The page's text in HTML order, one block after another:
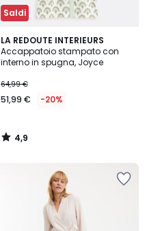
Saldi
LA REDOUTE INTERIEURS
Accappatoio stampato con
interno in spugna, Joyce
64,99 €
51,99 € -20%
4,9
/ 5
4,9
/